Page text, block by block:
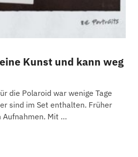
Kunst und kann weg
die Polaroid war wenige Tage
sind im Set enthalten. Früher
Aufnahmen. Mit …